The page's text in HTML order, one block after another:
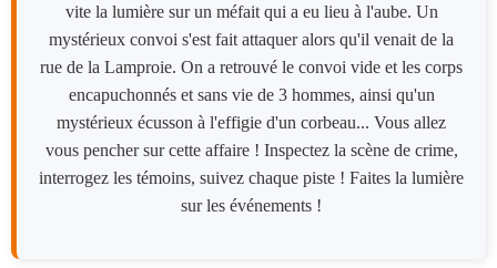
vite la lumière sur un méfait qui a eu lieu à l'aube. Un
mystérieux convoi s'est fait attaquer alors qu'il venait de la
rue de la Lamproie. On a retrouvé le convoi vide et les corps
encapuchonnés et sans vie de 3 hommes, ainsi qu'un
mystérieux écusson à l'effigie d'un corbeau... Vous allez
vous pencher sur cette affaire ! Inspectez la scène de crime,
interrogez les témoins, suivez chaque piste ! Faites la lumière
sur les événements !